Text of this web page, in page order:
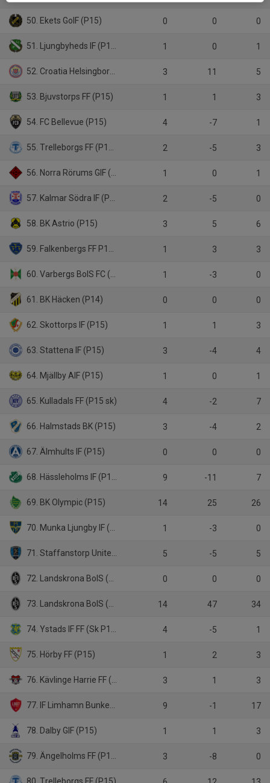
50. Ekets GoIF (P15) 0 0 0
51. Ljungbyheds IF (P15) 1 0 1
52. Croatia Helsingborg KIF (P15) 3 11 5
53. Bjuvstorps FF (P15) 1 1 3
54. FC Bellevue (P15) 4 -7 1
55. Trelleborgs FF (P14 Skåne) 2 -5 3
56. Norra Rörums GIF (P14) 1 0 1
57. Kalmar Södra IF (P15) 2 -5 0
58. BK Astrio (P15) 3 5 6
59. Falkenbergs FF P15/16 1 3 3
60. Varbergs BoIS FC (P15) 1 -3 0
61. BK Häcken (P14) 0 0 0
62. Skottorps IF (P15) 1 1 3
63. Stattena IF (P15) 3 -4 4
64. Mjällby AIF (P15) 1 0 1
65. Kulladals FF (P15 sk) 4 -2 7
66. Halmstads BK (P15) 3 -4 2
67. Älmhults IF (P15) 0 0 0
68. Hässleholms IF (P15) 9 -11 7
69. BK Olympic (P15) 14 25 26
70. Munka Ljungby IF (P15) 1 -3 0
71. Staffanstorp United FC (P15) 5 -5 5
72. Landskrona BoIS (P14) 0 0 0
73. Landskrona BoIS (Sk P15) 14 47 34
74. Ystads IF FF (Sk P15) 4 -5 1
75. Hörby FF (P15) 1 2 3
76. Kävlinge Harrie FF (P15) 3 1 3
77. IF Limhamn Bunkeflo (P15 Sk) 9 -1 17
78. Dalby GIF (P15) 1 1 3
79. Ängelholms FF (P15) 3 -8 0
80. Trelleborgs FF (P15)